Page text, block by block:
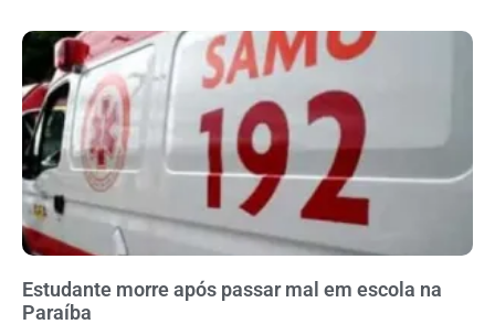
Estudante morre após passar mal em escola na
Paraíba